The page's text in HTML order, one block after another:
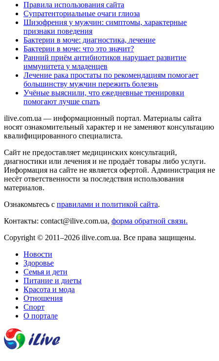
Правила использования сайта
Супратенториальные очаги глиоза
Шизофрения у мужчин: симптомы, характерные
признаки поведения
Бактерии в моче: диагностика, лечение
Бактерии в моче: что это значит?
Ранний приём антибиотиков нарушает развитие
иммунитета у младенцев
Лечение рака простаты по рекомендациям помогает
большинству мужчин пережить болезнь
Учёные выяснили, что ежедневные тренировки
помогают лучше спать
ilive.com.ua — информационный портал. Материалы сайта
носят ознакомительный характер и не заменяют консультацию
квалифицированного специалиста.
Сайт не предоставляет медицинских консультаций,
диагностики или лечения и не продаёт товары либо услуги.
Информация на сайте не является офертой. Администрация не
несёт ответственности за последствия использования
материалов.
Ознакомьтесь с правилами и политикой сайта.
Контакты: contact@ilive.com.ua, форма обратной связи.
Copyright © 2011–2026 ilive.com.ua. Все права защищены.
Новости
Здоровье
Семья и дети
Питание и диеты
Красота и мода
Отношения
Спорт
О портале